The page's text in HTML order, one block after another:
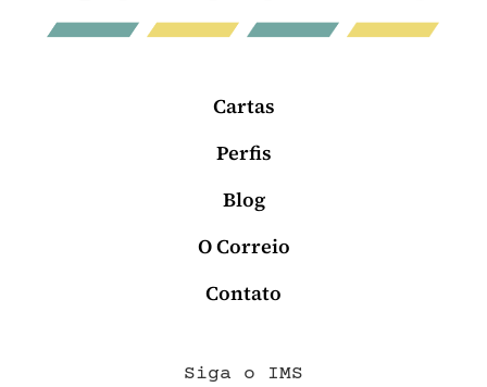
Cartas
Perfis
Blog
O Correio
Contato
Siga o IMS